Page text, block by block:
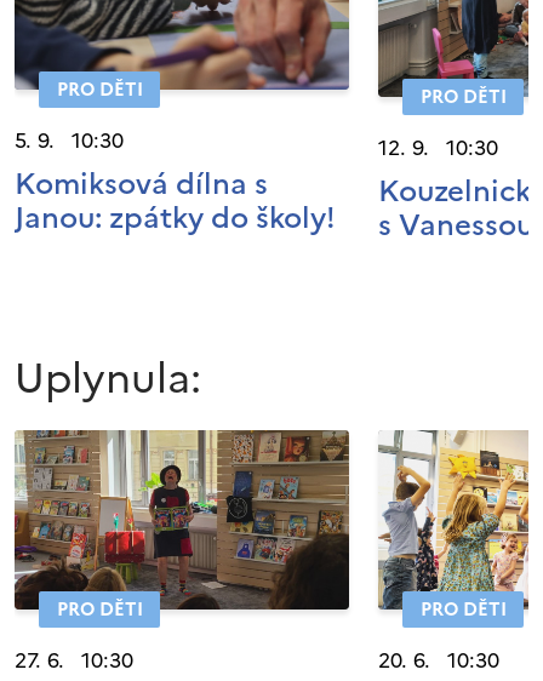
PRO DĚTI
5. 9. 10:30
Komiksová dílna s
Janou: zpátky do školy!
PRO DĚTI
12. 9. 10:30
s Vanessou
Uplynula:
PRO DĚTI
27. 6. 10:30
PRO DĚTI
20. 6. 10:30